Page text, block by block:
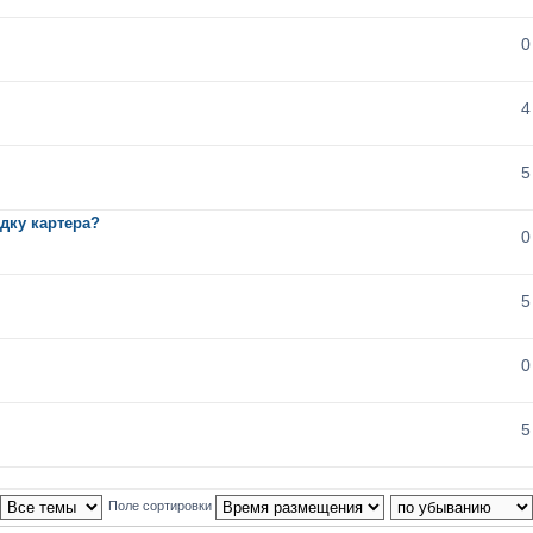
0
4
5
картера?
0
5
0
5
Поле сортировки